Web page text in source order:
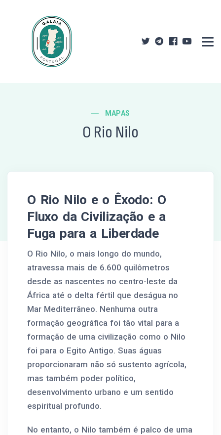
MAPAS
O Rio Nilo
O Rio Nilo e o Êxodo: O
Fluxo da Civilização e a
Fuga para a Liberdade
O Rio Nilo, o mais longo do mundo,
atravessa mais de 6.600 quilômetros
desde as nascentes no centro-leste da
África até o delta fértil que deságua no
Mar Mediterrâneo. Nenhuma outra
formação geográfica foi tão vital para a
formação de uma civilização como o Nilo
foi para o Egito Antigo. Suas águas
proporcionaram não só sustento agrícola,
mas também poder político,
desenvolvimento urbano e um sentido
espiritual profundo.
No entanto, o Nilo também é palco de uma